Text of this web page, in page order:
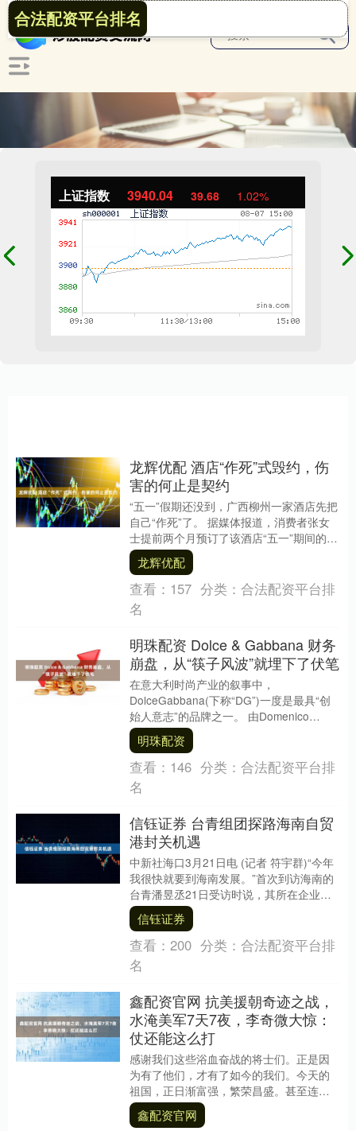
上证指数 3940.04 39.68 1.02%
合法配资平台排名
龙辉优配 酒店“作死”式毁约，伤
害的何止是契约
“五一”假期还没到，广西柳州一家酒店先把
自己“作死”了。 据媒体报道，消费者张女
士提前两个月预订了该酒店“五一”期间的房
间，4晚共计494.85元，临近出行却被....
龙辉优配
查看： 157 分类： 合法配资平台排
名
明珠配资 Dolce & Gabbana 财务
崩盘，从“筷子风波”就埋下了伏笔
在意大利时尚产业的叙事中，
DolceGabbana(下称“DG”)一度是最具“创
始人意志”的品牌之一。 由Domenico
Dolce与Stefano Gabb....
明珠配资
查看： 146 分类： 合法配资平台排
名
信钰证券 台青组团探路海南自贸
港封关机遇
中新社海口3月21日电 (记者 符宇群)“今年
我很快就要到海南发展。”首次到访海南的
台青潘昱丞21日受访时说，其所在企业本
月已在海口江东新区注册子公司，主攻能
源....
信钰证券
查看： 200 分类： 合法配资平台排
名
鑫配资官网 抗美援朝奇迹之战，
水淹美军7天7夜，李奇微大惊：
仗还能这么打
感谢我们这些浴血奋战的将士们。正是因
为有了他们，才有了如今的我们。今天的
祖国，正日渐富强，繁荣昌盛。甚至连曾
经高高在上的美国，如今也不再敢小觑我
们，而这一切，都....
鑫配资官网